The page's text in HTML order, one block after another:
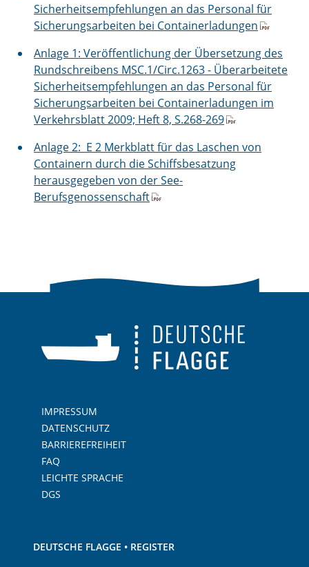
Sicherheitsempfehlungen an das Personal für
Sicherungsarbeiten bei Containerladungen
Anlage 1: Veröffentlichung der Übersetzung des
Rundschreibens MSC.1/Circ.1263 - Überarbeitete
Sicherheitsempfehlungen an das Personal für
Sicherungsarbeiten bei Containerladungen im
Verkehrsblatt 2009; Heft 8, S.268-269
Anlage 2: E 2 Merkblatt für das Laschen von
Containern durch die Schiffsbesatzung
herausgegeben von der See-
Berufsgenossenschaft
IMPRESSUM
DATENSCHUTZ
BARRIEREFREIHEIT
FAQ
LEICHTE SPRACHE
DGS
DEUTSCHE FLAGGE • REGISTER